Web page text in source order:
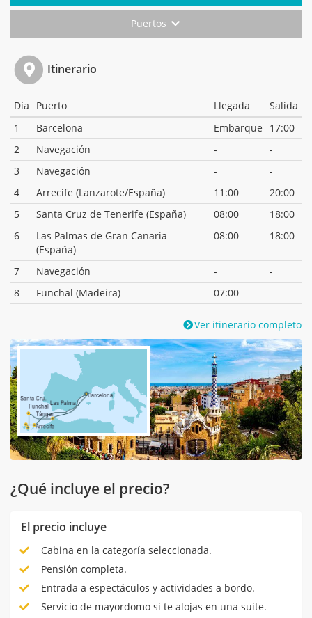
Puertos
Itinerario
Día Puerto Llegada
Salida
1
Barcelona Embarque
17:00
2
Navegación -
-
3
Navegación -
-
4
Arrecife (Lanzarote/España) 11:00
20:00
5
Santa Cruz de Tenerife (España) 08:00
18:00
6
Las Palmas de Gran Canaria
(España)
08:00 18:00
7 Navegación -
-
8
Funchal (Madeira) 07:00
Ver itinerario completo
¿Qué incluye el precio?
El precio incluye
Cabina en la categoría seleccionada.
Pensión completa.
Entrada a espectáculos y actividades a bordo.
Servicio de mayordomo si te alojas en una suite.